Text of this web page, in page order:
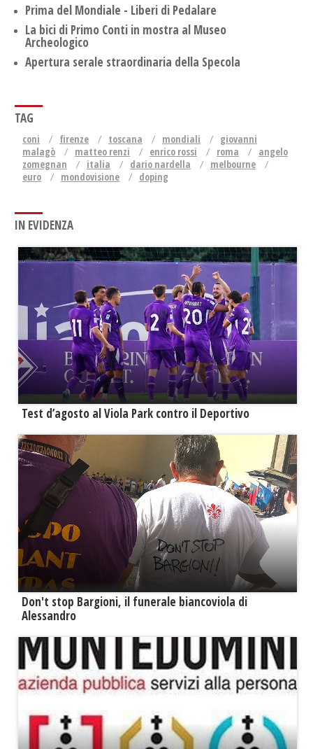
Prima del Mondiale - Liberi di Pedalare
La bici di Primo Conti in mostra al Museo
Archeologico
Apertura serale straordinaria della Specola
TAG
coni firenze toscana mondiali
giovanni
malagò
matteo renzi enrico rossi roma
angelo
zomegnan
italia dario nardella
melbourne
euro
mondovisione doping
IN EVIDENZA
Test d’agosto al Viola Park contro il Deportivo
Don't stop Bargioni, il funerale biancoviola di
Alessandro